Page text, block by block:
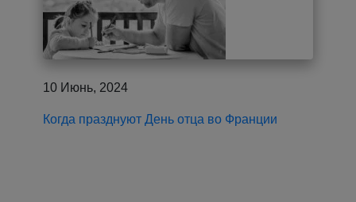
10 Июнь, 2024
Когда празднуют День отца во Франции